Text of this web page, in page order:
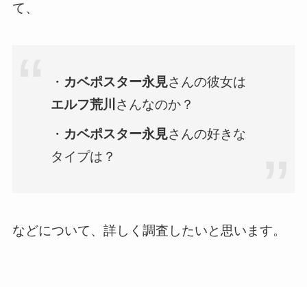
て、
・ カベポスター永見さんの彼女は
エルフ荒川 さんなのか？
・ カベポスター永見さんの好きな
タイプは？
などについて、詳しく調査したいと思います。